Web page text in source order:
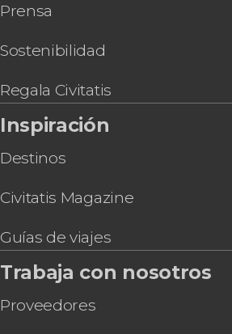
Prensa
Sostenibilidad
Regala Civitatis
Inspiración
Destinos
Civitatis Magazine
Guías de viajes
Trabaja con nosotros
Proveedores